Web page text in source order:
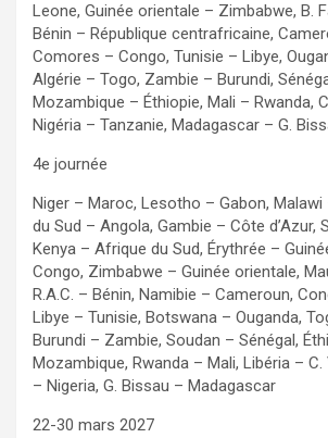
Leone, Guinée orientale – Zimbabwe, B.
Bénin – République centrafricaine,
Comores – Congo, Tunisie – Libye,
Algérie – Togo, Zambie – Burundi,
Mozambique – Éthiopie, Mali – Rwanda,
Nigéria – Tanzanie, Madagascar – G.
4e journée
Niger – Maroc, Lesotho – Gabon, Malawi
du Sud – Angola, Gambie – Côte d’Azur,
Kenya – Afrique du Sud, Érythrée –
Congo, Zimbabwe – Guinée orientale,
R.A.C. – Bénin, Namibie – Cameroun,
Libye – Tunisie, Botswana – Ouganda,
Burundi – Zambie, Soudan – Sénégal,
Mozambique, Rwanda – Mali, Libéria – C.
– Nigeria, G. Bissau – Madagascar
22-30 mars 2027